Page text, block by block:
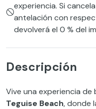
experiencia. Si
antelación con
devolverá el 0 % del
Descripción
Vive una experiencia
Teguise Beach, donde